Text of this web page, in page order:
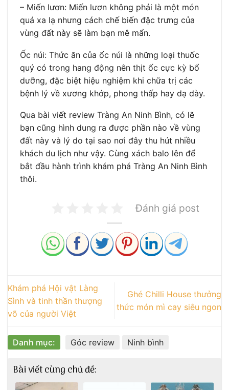
– Miến lươn: Miến lươn không phải là một món
quá xa lạ nhưng cách chế biến đặc trưng của
vùng đất này sẽ làm bạn mê mẩn.
Ốc núi: Thức ăn của ốc núi là những loại thuốc
quý có trong hang động nên thịt ốc cực kỳ bổ
dưỡng, đặc biệt hiệu nghiệm khi chữa trị các
bệnh lý về xương khớp, phong thấp hay dạ dày.
Qua bài viết review Tràng An Ninh Bình, có lẽ
bạn cũng hình dung ra được phần nào về vùng
đất này và lý do tại sao nơi đây thu hút nhiều
khách du lịch như vậy. Cùng xách balo lên để
bắt đầu hành trình khám phá Tràng An Ninh Bình
thôi.
Đánh giá post
Khám phá Hội vật Làng
Sình và tinh thần thượng
võ của người Việt
Ghé Chilli House thưởng
thức món mì cay siêu ngon
Danh mục: Góc review Ninh bình
Bài viết cùng chủ đề: